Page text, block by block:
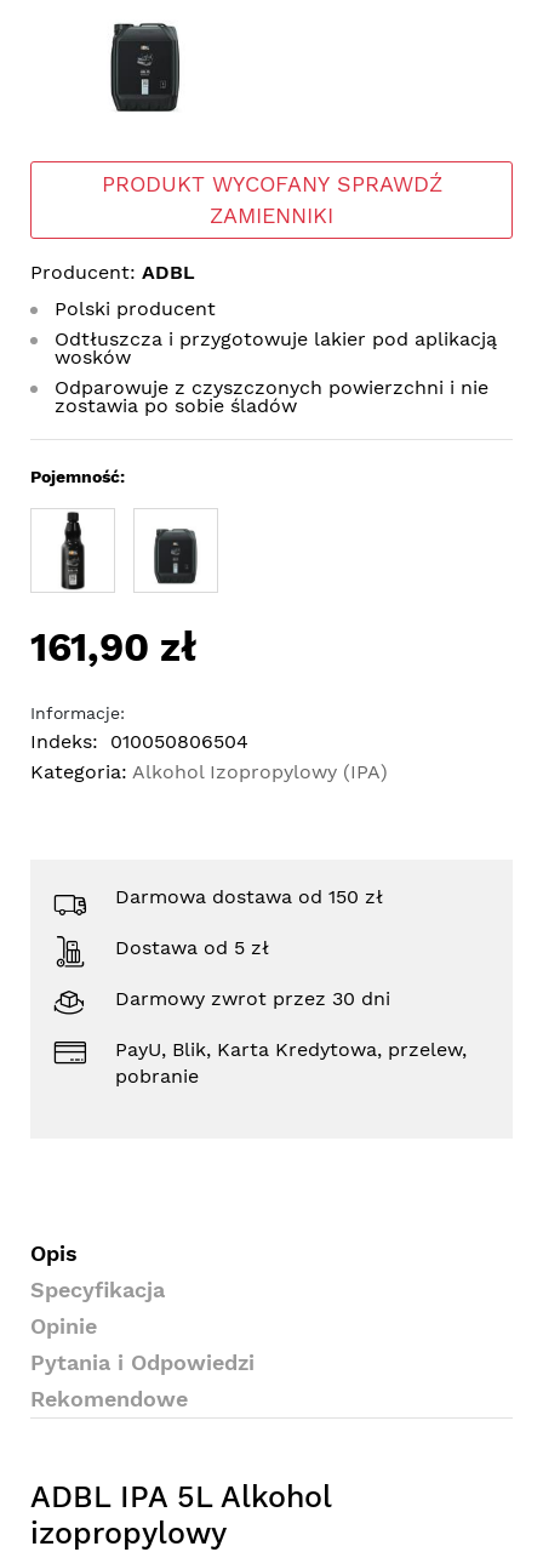
PRODUKT WYCOFANY SPRAWDŹ
ZAMIENNIKI
Producent: ADBL
Polski producent
Odtłuszcza i przygotowuje lakier pod aplikacją
wosków
Odparowuje z czyszczonych powierzchni i nie
zostawia po sobie śladów
Pojemność:
161,90 zł
Informacje:
Indeks:
010050806504
Kategoria: Alkohol Izopropylowy (IPA)
Darmowa dostawa od 150 zł
Dostawa od 5 zł
Darmowy zwrot przez 30 dni
PayU, Blik, Karta Kredytowa, przelew,
pobranie
Opis
Specyfikacja
Opinie
Pytania i Odpowiedzi
Rekomendowe
ADBL IPA 5L Alkohol
izopropylowy